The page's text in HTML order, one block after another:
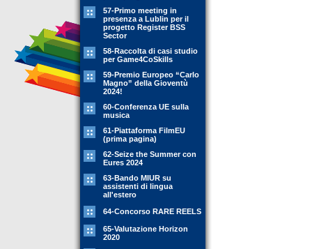
57-Primo meeting in
presenza a Lublin per il
progetto Register BSS
Sector
58-Raccolta di casi studio
per Game4CoSkills
59-Premio Europeo “Carlo
Magno” della Gioventù
2024!
60-Conferenza UE sulla
musica
61-Piattaforma FilmEU
(prima pagina)
62-Seize the Summer con
Eures 2024
63-Bando MIUR su
assistenti di lingua
all'estero
64-Concorso RARE REELS
65-Valutazione Horizon
2020